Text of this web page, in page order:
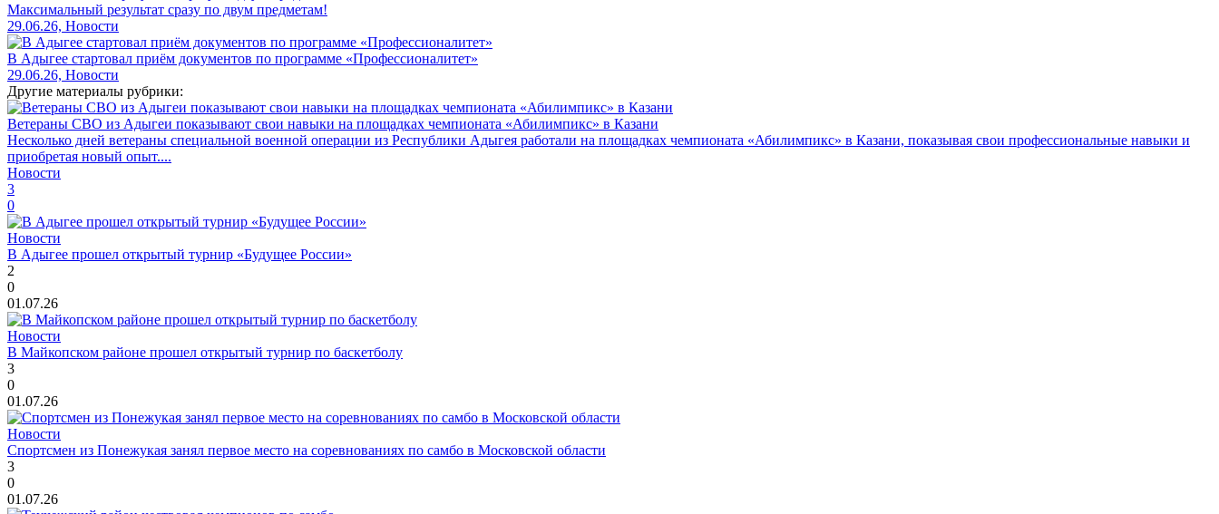
Максимальный результат сразу по двум предметам!
29.06.26, Новости
В Адыгее стартовал приём документов по программе «Профессионалитет»
29.06.26, Новости
Другие материалы рубрики:
Ветераны СВО из Адыгеи показывают свои навыки на площадках чемпионата «Абилимпикс» в Казани
Несколько дней ветераны специальной военной операции из Республики Адыгея работали на площадках чемпионата «Абилимпикс» в Казани, показывая свои профессиональные навыки и
приобретая новый опыт....
Новости
3
0
Новости
В Адыгее прошел открытый турнир «Будущее России»
2
0
01.07.26
Новости
В Майкопском районе прошел открытый турнир по баскетболу
3
0
01.07.26
Новости
Спортсмен из Понежукая занял первое место на соревнованиях по самбо в Московской области
3
0
01.07.26